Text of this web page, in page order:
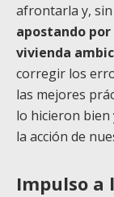
afrontarla y, sin
apostando
vivienda
corregir los
las mejores
lo hicieron bien
la acción de
Impulso a